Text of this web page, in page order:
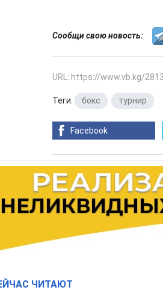
Сообщи свою новость:
URL: https://www.vb.kg/
Теги: бокс турнир
Facebook
ЧИТАЮТ